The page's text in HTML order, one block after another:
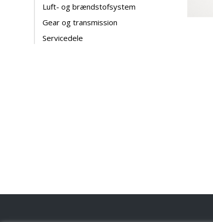
Luft- og brændstofsystem
Gear og transmission
Servicedele